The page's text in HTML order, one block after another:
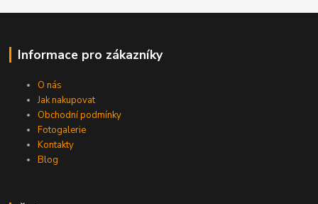
Informace pro zákazníky
O nás
Jak nakupovat
Obchodní podmínky
Fotogalerie
Kontakty
Blog